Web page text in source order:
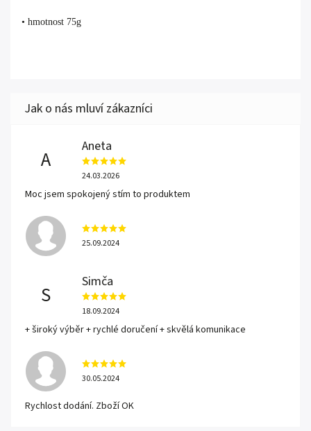
• hmotnost 75g
A
Aneta
24.03.2026
Moc jsem spokojený stím to produktem
25.09.2024
S
Simča
18.09.2024
+ široký výběr + rychlé doručení + skvělá komunikace
30.05.2024
Rychlost dodání. Zboží OK